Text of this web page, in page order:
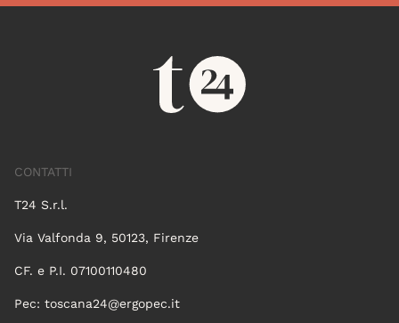
CONTATTI
T24 S.r.l.
Via Valfonda 9, 50123, Firenze
CF. e P.I. 07100110480
Pec: toscana24@ergopec.it